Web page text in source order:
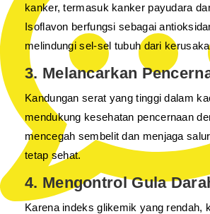
kanker, termasuk kanker payudara
Isoflavon berfungsi sebagai
melindungi sel-sel tubuh dari
3. Melancarkan
Kandungan serat yang tinggi dalam
mendukung kesehatan pencernaan
mencegah sembelit dan menjaga
tetap sehat.
4. Mengontrol Gula
Karena indeks glikemik yang rendah,